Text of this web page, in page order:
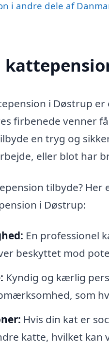
i andre dele af
i Døstrup
firbenede venner
en tryg og
eller blot har
tilbyde?
i Døstrup:
En professionel
beskyttet mod
Kyndig og kærlig
som
Hvis din kat er
katte, hvilket